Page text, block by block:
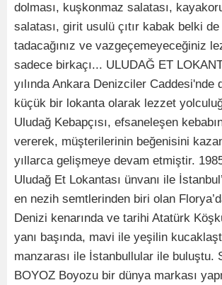
dolması, kuşkonmaz salatası,
salatası, girit usulü çıtır kabak belki
tadacağınız ve vazgeçemeyeceğiniz
sadece birkaçı... ULUDAĞ ET
yılında Ankara Denizciler Caddesi'nde
küçük bir lokanta olarak lezzet
Uludağ Kebapçısı, efsaneleşen
vererek, müşterilerinin beğenisini
yıllarca gelişmeye devam etmiştir.
Uludağ Et Lokantası ünvanı ile
en nezih semtlerinden biri olan
Denizi kenarında ve tarihi Atatürk
yanı başında, mavi ile yeşilin
manzarası ile İstanbullular ile buluştu.
BOYOZ Boyozu bir dünya markası